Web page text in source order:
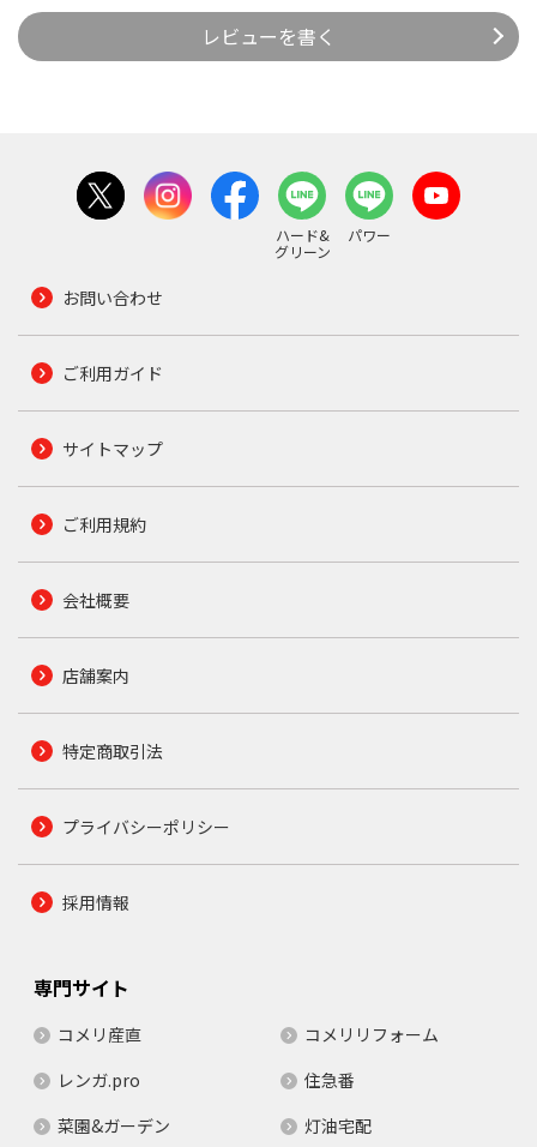
レビューを書く
ハード&
グリーン
パワー
お問い合わせ
ご利用ガイド
サイトマップ
ご利用規約
会社概要
店舗案内
特定商取引法
プライバシーポリシー
採用情報
専門サイト
コメリ産直
コメリリフォーム
レンガ.pro
住急番
菜園&ガーデン
灯油宅配